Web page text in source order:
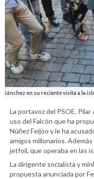
Sánchez en su reciente visita a la
La portavoz del PSOE,
uso del Falcón que ha
Núñez Feijóo y le ha
amigos millonarios.
jetfoil, que operaba en las
La dirigente socialista y
propuesta anunciada por